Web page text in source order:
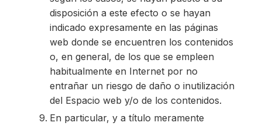
disposición a este efecto o se hayan
indicado expresamente en las páginas
web donde se encuentren los contenidos
o, en general, de los que se empleen
habitualmente en Internet por no
entrañar un riesgo de daño o inutilización
del Espacio web y/o de los contenidos.
En particular, y a título meramente